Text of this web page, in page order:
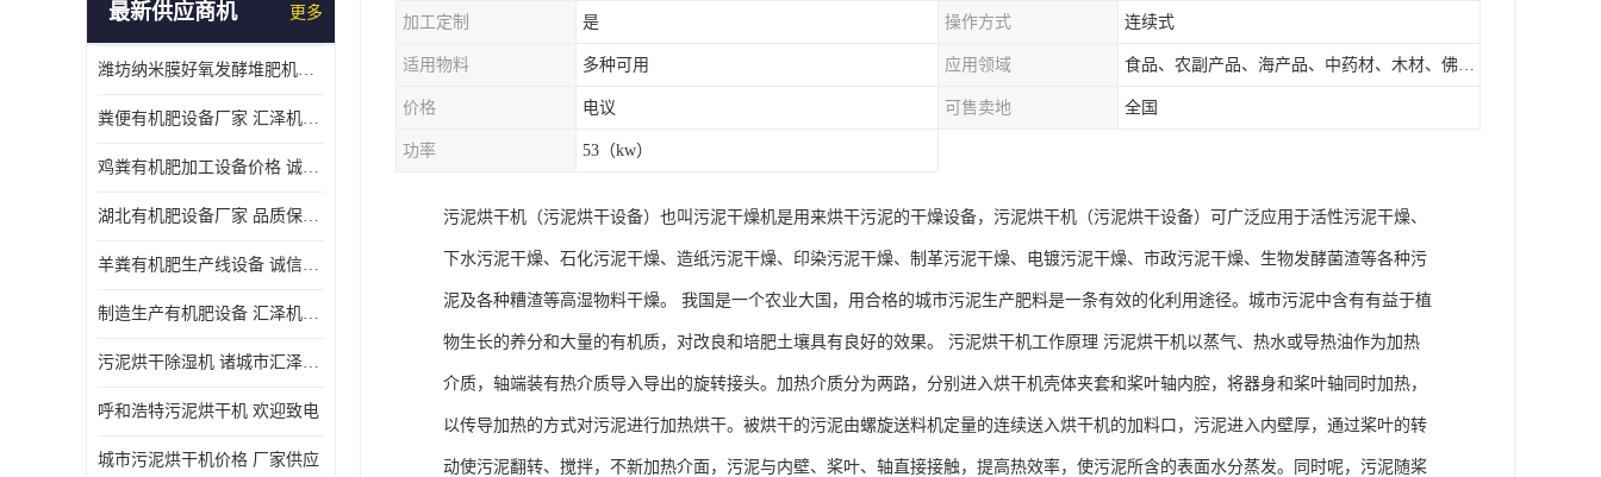
最新供应商机 更多
潍坊纳米膜好氧发酵堆肥机定制
粪便有机肥设备厂家 汇泽机械 免费报价
鸡粪有机肥加工设备价格 诚信卖家 致电了解
湖北有机肥设备厂家 品质保障 欢迎咨询
羊粪有机肥生产线设备 诚信卖家 致电了解
制造生产有机肥设备 汇泽机械 免费报价
污泥烘干除湿机 诸城市汇泽机械有限公司
呼和浩特污泥烘干机 欢迎致电
城市污泥烘干机价格 厂家供应
加工定制 是 操作方式 连续式
适用物料 多种可用 应用领域 食品、农副产品、海产品、中药材、木材、佛香、茶叶、污泥等
价格 电议 可售卖地 全国
功率 53（kw）
污泥烘干机（污泥烘干设备）也叫污泥干燥机是用来烘干污泥的干燥设备，污泥烘干机（污泥烘干设备）可广泛应用于活性污泥干燥、
下水污泥干燥、石化污泥干燥、造纸污泥干燥、印染污泥干燥、制革污泥干燥、电镀污泥干燥、市政污泥干燥、生物发酵菌渣等各种污
泥及各种糟渣等高湿物料干燥。 我国是一个农业大国，用合格的城市污泥生产肥料是一条有效的化利用途径。城市污泥中含有有益于植
物生长的养分和大量的有机质，对改良和培肥土壤具有良好的效果。 污泥烘干机工作原理 污泥烘干机以蒸气、热水或导热油作为加热
介质，轴端装有热介质导入导出的旋转接头。加热介质分为两路，分别进入烘干机壳体夹套和桨叶轴内腔，将器身和桨叶轴同时加热，
以传导加热的方式对污泥进行加热烘干。被烘干的污泥由螺旋送料机定量的连续送入烘干机的加料口，污泥进入内壁厚，通过桨叶的转
动使污泥翻转、搅拌，不新加热介面，污泥与内壁、桨叶、轴直接接触，提高热效率，使污泥所含的表面水分蒸发。同时呢，污泥随桨